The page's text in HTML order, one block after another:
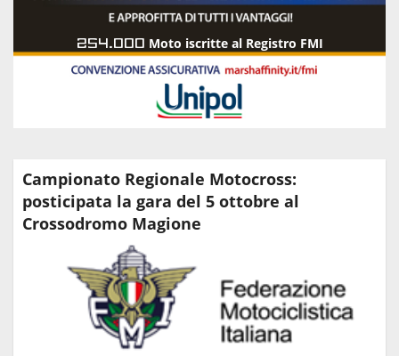
254.000 Moto iscritte al Registro FMI
Campionato Regionale Motocross:
posticipata la gara del 5 ottobre al
Crossodromo Magione